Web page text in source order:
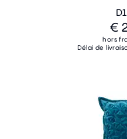
€
hors
Délai de